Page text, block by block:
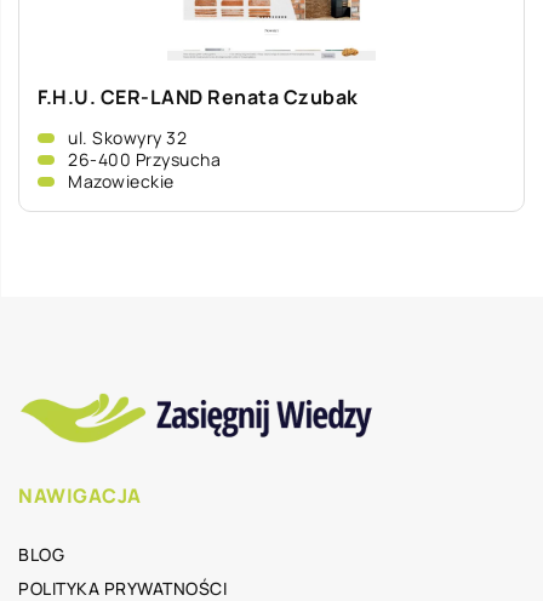
F.H.U. CER-LAND Renata Czubak
ul. Skowyry 32
26-400 Przysucha
Mazowieckie
NAWIGACJA
BLOG
POLITYKA PRYWATNOŚCI